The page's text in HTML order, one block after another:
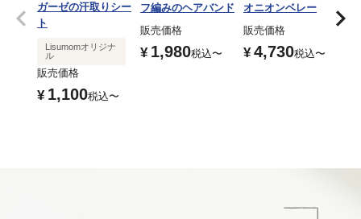
ガーゼの汗取りシー
ト
Lisumomオリジナ
ル
販売価格
¥ 1,100税込〜
フ編みのヘアバンド
販売価格
¥ 1,980税込〜
オニオンベレー
販売価格
¥ 4,730税込〜